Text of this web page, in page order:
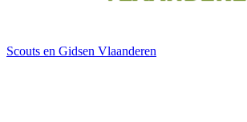
Scouts en Gidsen Vlaanderen